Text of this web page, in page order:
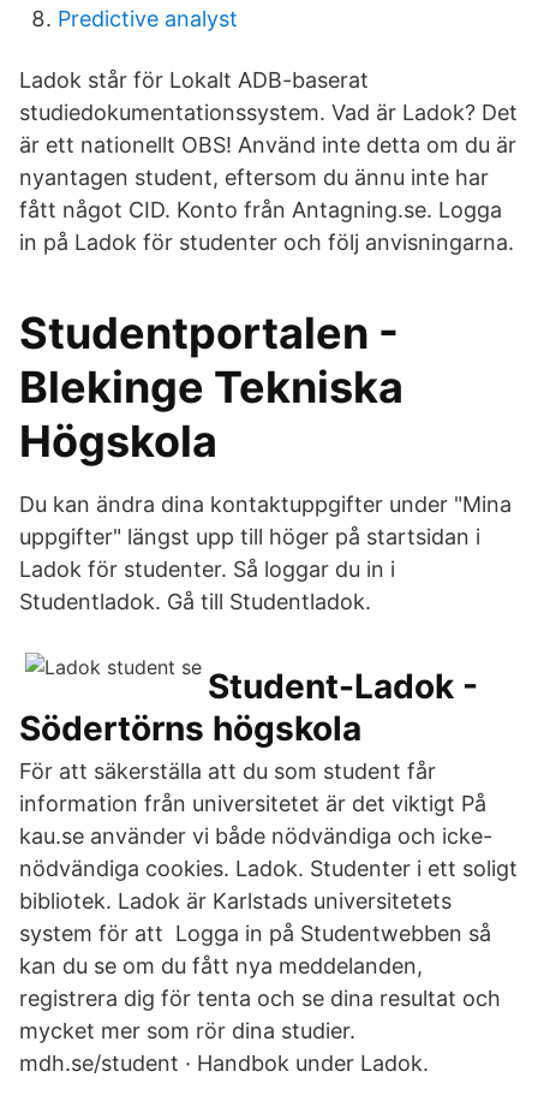
Predictive analyst
Ladok står för Lokalt ADB-baserat
studiedokumentationssystem. Vad är Ladok? Det
är ett nationellt OBS! Använd inte detta om du är
nyantagen student, eftersom du ännu inte har
fått något CID. Konto från Antagning.se. Logga
in på Ladok för studenter och följ anvisningarna.
Studentportalen -
Blekinge Tekniska
Högskola
Du kan ändra dina kontaktuppgifter under "Mina
uppgifter" längst upp till höger på startsidan i
Ladok för studenter. Så loggar du in i
Studentladok. Gå till Studentladok.
Student-Ladok -
Södertörns högskola
För att säkerställa att du som student får
information från universitetet är det viktigt På
kau.se använder vi både nödvändiga och icke-
nödvändiga cookies. Ladok. Studenter i ett soligt
bibliotek. Ladok är Karlstads universitetets
system för att Logga in på Studentwebben så
kan du se om du fått nya meddelanden,
registrera dig för tenta och se dina resultat och
mycket mer som rör dina studier.
mdh.se/student · Handbok under Ladok.